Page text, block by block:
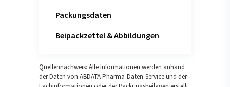
Packungsdaten
Beipackzettel & Abbildungen
Quellennachweis: Alle Informationen werden anhand
der Daten von ABDATA Pharma-Daten-Service und der